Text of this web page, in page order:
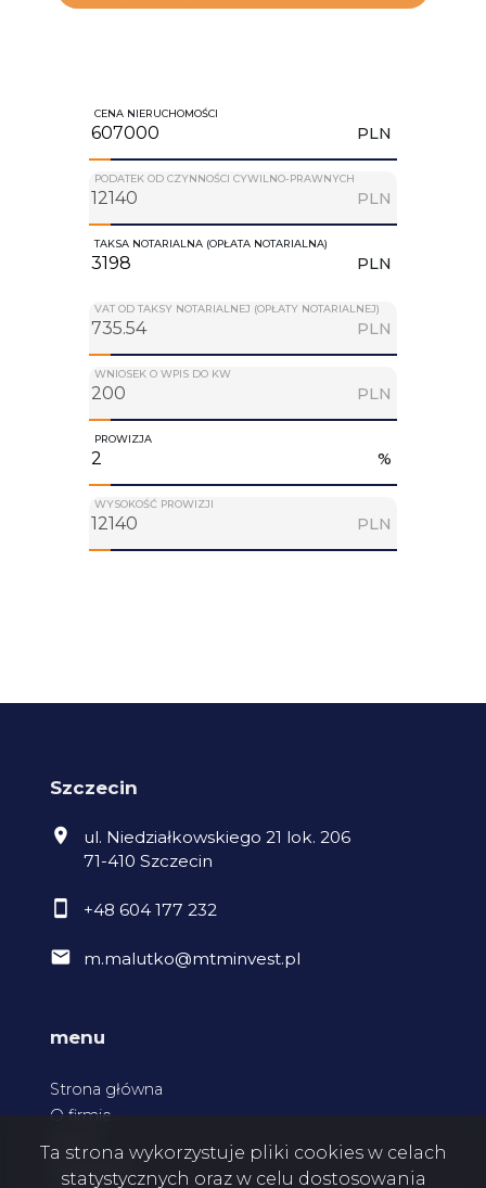
CENA NIERUCHOMOŚCI
PLN
PODATEK OD CZYNNOŚCI CYWILNO-PRAWNYCH
PLN
TAKSA NOTARIALNA (OPŁATA NOTARIALNA)
PLN
VAT OD TAKSY NOTARIALNEJ (OPŁATY NOTARIALNEJ)
PLN
WNIOSEK O WPIS DO KW
PLN
PROWIZJA
%
WYSOKOŚĆ PROWIZJI
PLN
Szczecin
ul. Niedziałkowskiego 21 lok. 206
71-410 Szczecin
+48 604 177 232
m.malutko@mtminvest.pl
menu
Strona główna
O firmie
Ta strona wykorzystuje pliki cookies w celach
statystycznych oraz w celu dostosowania